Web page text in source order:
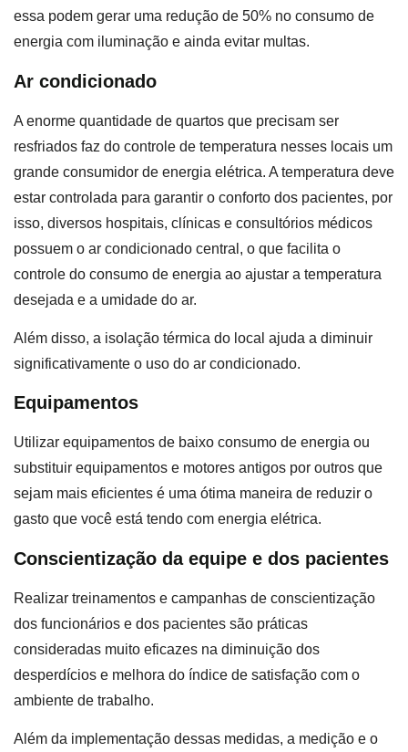
essa podem gerar uma redução de 50% no consumo de
energia com iluminação e ainda evitar multas.
Ar condicionado
A enorme quantidade de quartos que precisam ser
resfriados faz do controle de temperatura nesses locais um
grande consumidor de energia elétrica. A temperatura deve
estar controlada para garantir o conforto dos pacientes, por
isso, diversos hospitais, clínicas e consultórios médicos
possuem o ar condicionado central, o que facilita o
controle do consumo de energia ao ajustar a temperatura
desejada e a umidade do ar.
Além disso, a isolação térmica do local ajuda a diminuir
significativamente o uso do ar condicionado.
Equipamentos
Utilizar equipamentos de baixo consumo de energia ou
substituir equipamentos e motores antigos por outros que
sejam mais eficientes é uma ótima maneira de reduzir o
gasto que você está tendo com energia elétrica.
Conscientização da equipe e dos pacientes
Realizar treinamentos e campanhas de conscientização
dos funcionários e dos pacientes são práticas
consideradas muito eficazes na diminuição dos
desperdícios e melhora do índice de satisfação com o
ambiente de trabalho.
Além da implementação dessas medidas, a medição e o